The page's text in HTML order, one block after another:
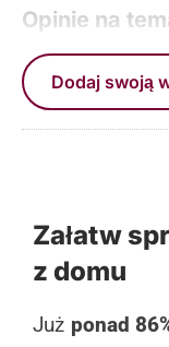
Opinie na
Dodaj swoją
Załatw
z domu
Już ponad